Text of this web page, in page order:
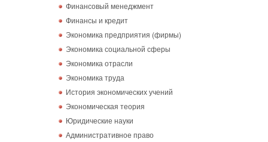
Финансовый менеджмент
Финансы и кредит
Экономика предприятия (фирмы)
Экономика социальной сферы
Экономика отрасли
Экономика труда
История экономических учений
Экономическая теория
Юридические науки
Административное право